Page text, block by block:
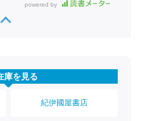
powered by
庫を見る
紀伊國屋書店